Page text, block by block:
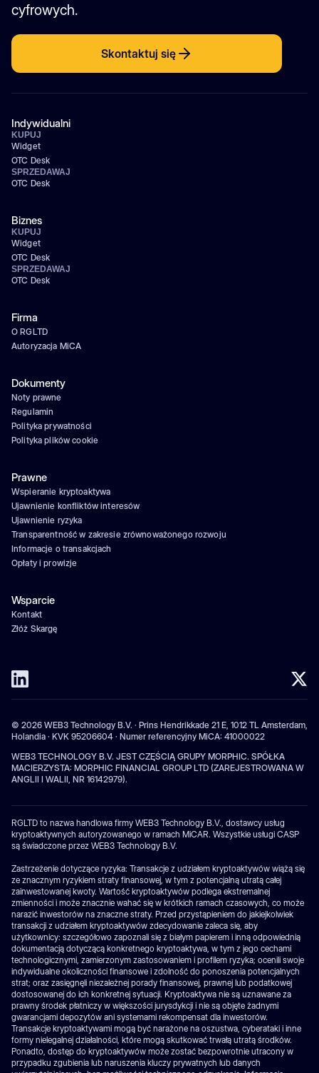
cyfrowych.
Skontaktuj się
Indywidualni
KUPUJ
Widget
OTC Desk
SPRZEDAWAJ
OTC Desk
Biznes
KUPUJ
Widget
OTC Desk
SPRZEDAWAJ
OTC Desk
Firma
O RGLTD
Autoryzacja MiCA
Dokumenty
Noty prawne
Regulamin
Polityka prywatności
Polityka plików cookie
Prawne
Wspieranie kryptoaktywa
Ujawnienie konfliktów interesów
Ujawnienie ryzyka
Transparentność w zakresie zrównoważonego rozwoju
Informacje o transakcjach
Opłaty i prowizje
Wsparcie
Kontakt
Złóż Skargę
© 2026 WEB3 Technology B.V. · Prins Hendrikkade 21 E, 1012 TL Amsterdam,
Holandia · KVK 95206604 · Numer referencyjny MiCA: 41000022
WEB3 TECHNOLOGY B.V. JEST CZĘŚCIĄ GRUPY MORPHIC. SPÓŁKA
MACIERZYSTA: MORPHIC FINANCIAL GROUP LTD (ZAREJESTROWANA W
ANGLII I WALII, NR 16142979).
RGLTD to nazwa handlowa firmy WEB3 Technology B.V., dostawcy usług
kryptoaktywnych autoryzowanego w ramach MiCAR. Wszystkie usługi CASP
są świadczone przez WEB3 Technology B.V.
Zastrzeżenie dotyczące ryzyka: Transakcje z udziałem kryptoaktywów wiążą się
ze znacznym ryzykiem straty finansowej, w tym z potencjalną utratą całej
zainwestowanej kwoty. Wartość kryptoaktywów podlega ekstremalnej
zmienności i może znacznie wahać się w krótkich ramach czasowych, co może
narazić inwestorów na znaczne straty. Przed przystąpieniem do jakiejkolwiek
transakcji z udziałem kryptoaktywów zdecydowanie zaleca się, aby
użytkownicy: szczegółowo zapoznali się z białym papierem i inną odpowiednią
dokumentacją dotyczącą konkretnego kryptoaktywa, w tym z jego cechami
technologicznymi, zamierzonym zastosowaniem i profilem ryzyka; ocenili swoje
indywidualne okoliczności finansowe i zdolność do ponoszenia potencjalnych
strat; oraz zasięgnęli niezależnej porady finansowej, prawnej lub podatkowej
dostosowanej do ich konkretnej sytuacji. Kryptoaktywa nie są uznawane za
prawny środek płatniczy w większości jurysdykcji i nie są objęte żadnymi
gwarancjami depozytów ani systemami rekompensat dla inwestorów.
Transakcje kryptoaktywami mogą być narażone na oszustwa, cyberataki i inne
formy nielegalnej działalności, które mogą skutkować trwałą utratą środków.
Ponadto, dostęp do kryptoaktywów może zostać bezpowrotnie utracony w
przypadku zgubienia lub naruszenia kluczy prywatnych lub danych